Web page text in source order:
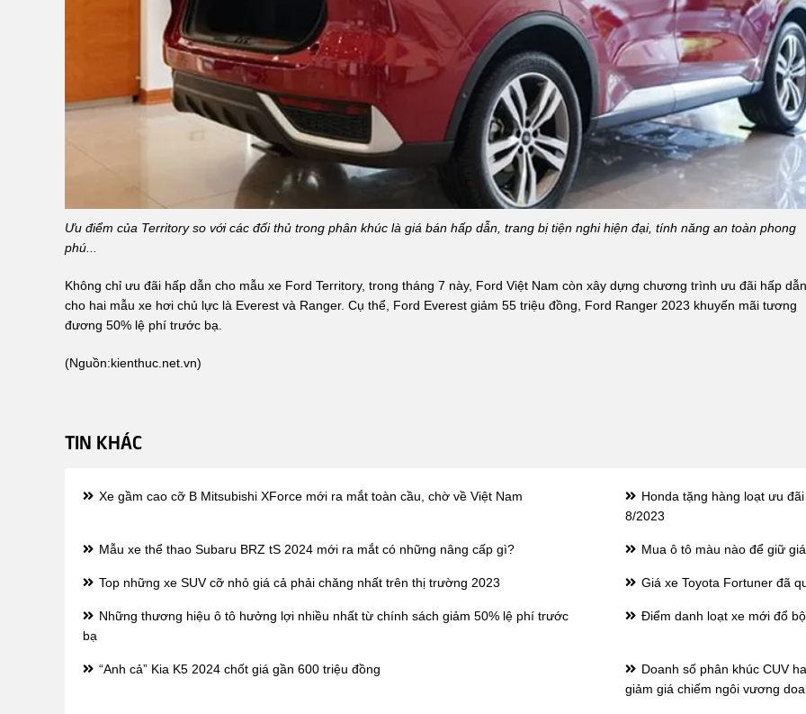
Ưu điểm của Territory so với các đối thủ trong phân khúc là giá bán hấp dẫn, trang bị tiện nghi hiện đại, tính năng an toàn phong
phú...
Không chỉ ưu đãi hấp dẫn cho mẫu xe Ford Territory, trong tháng 7 này, Ford Việt Nam còn xây dựng chương trình ưu đãi hấp dẫn
cho hai mẫu xe hơi chủ lực là Everest và Ranger. Cụ thể, Ford Everest giảm 55 triệu đồng, Ford Ranger 2023 khuyến mãi tương
đương 50% lệ phí trước bạ.
(Nguồn:kienthuc.net.vn)
TIN KHÁC
Xe gầm cao cỡ B Mitsubishi XForce mới ra mắt toàn cầu, chờ về Việt Nam
Honda tặng hàng loạt ưu
8/2023
Mẫu xe thể thao Subaru BRZ tS 2024 mới ra mắt có những nâng cấp gì? Mua ô tô màu nào để giữ
Top những xe SUV cỡ nhỏ giá cả phải chăng nhất trên thị trường 2023 Giá xe Toyota Fortuner đã
Những thương hiệu ô tô hưởng lợi nhiều nhất từ chính sách giảm 50% lệ phí trước
bạ
Điểm danh loạt xe mới đổ
“Anh cả” Kia K5 2024 chốt giá gần 600 triệu đồng
Doanh số phân khúc CUV
giảm giá chiếm ngôi vương